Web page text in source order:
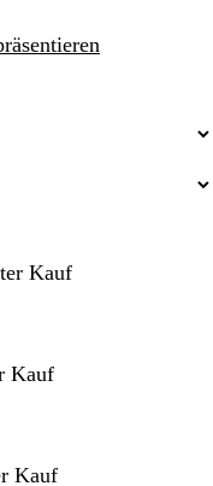
Kauf
Kauf
Kauf